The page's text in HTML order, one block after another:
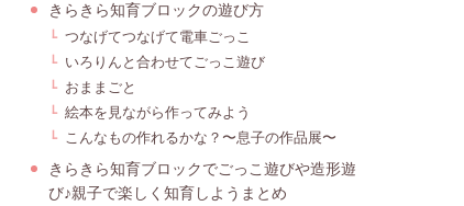
きらきら知育ブロックの遊び方
つなげてつなげて電車ごっこ
いろりんと合わせてごっこ遊び
おままごと
絵本を見ながら作ってみよう
こんなもの作れるかな？〜息子の作品展〜
きらきら知育ブロックでごっこ遊びや造形遊
び♪親子で楽しく知育しようまとめ